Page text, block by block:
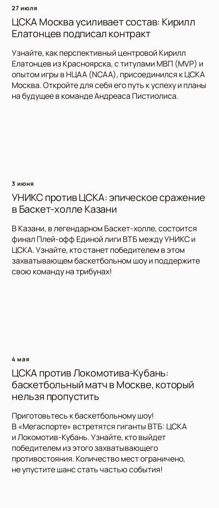
27 июля
ЦСКА Москва усиливает состав: Кирилл
Елатонцев подписал контракт
Узнайте, как перспективный центровой Кирилл
Елатонцев из Красноярска, с титулами МВП (MVP) и
опытом игры в НЦАА (NCAA), присоединился к ЦСКА
Москва. Откройте для себя его путь к успеху и планы
на будущее в команде Андреаса Пистиолиса.
3 июня
УНИКС против ЦСКА: эпическое сражение
в Баскет-холле Казани
В Казани, в легендарном Баскет-холле, состоится
финал Плей-офф Единой лиги ВТБ между УНИКС и
ЦСКА. Узнайте, кто станет победителем в этом
захватывающем баскетбольном шоу и поддержите
свою команду на трибунах!
4 мая
ЦСКА против Локомотива-Кубань:
баскетбольный матч в Москве, который
нельзя пропустить
Приготовьтесь к баскетбольному шоу!
В «Мегаспорте» встретятся гиганты ВТБ: ЦСКА
и Локомотив-Кубань. Узнайте, кто выйдет
победителем из этого захватывающего
противостояния. Количество мест ограничено,
не упустите шанс стать частью события!